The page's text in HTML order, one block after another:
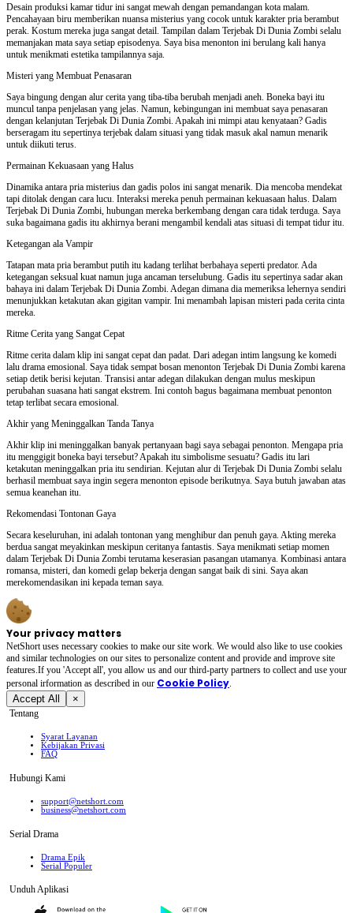
Desain produksi kamar tidur ini sangat mewah dengan pemandangan kota malam.
Pencahayaan biru memberikan nuansa misterius yang cocok untuk karakter pria berambut
perak. Kostum mereka juga sangat detail. Tampilan dalam Terjebak Di Dunia Zombi selalu
memanjakan mata saya setiap episodenya. Saya bisa menonton ini berulang kali hanya
untuk menikmati estetika tampilannya saja.
Misteri yang Membuat Penasaran
Saya bingung dengan alur cerita yang tiba-tiba berubah menjadi aneh. Boneka bayi itu
muncul tanpa penjelasan yang jelas. Namun, kebingungan ini membuat saya penasaran
dengan kelanjutan Terjebak Di Dunia Zombi. Apakah ini mimpi atau kenyataan? Gadis
berseragam itu sepertinya terjebak dalam situasi yang tidak masuk akal namun menarik
untuk diikuti terus.
Permainan Kekuasaan yang Halus
Dinamika antara pria misterius dan gadis polos ini sangat menarik. Dia mencoba mendekat
tapi ditolak dengan cara lucu. Interaksi mereka penuh permainan kekuasaan halus. Dalam
Terjebak Di Dunia Zombi, hubungan mereka berkembang dengan cara tidak terduga. Saya
suka bagaimana gadis itu akhirnya berani mengambil kendali atas situasi di tempat tidur itu.
Ketegangan ala Vampir
Tatapan mata pria berambut putih itu kadang terlihat berbahaya seperti predator. Ada
ketegangan seksual kuat namun juga ancaman terselubung. Gadis itu sepertinya sadar akan
bahaya ini dalam Terjebak Di Dunia Zombi. Adegan dimana dia memeriksa lehernya sendiri
menunjukkan ketakutan akan gigitan vampir. Ini menambah lapisan misteri pada cerita cinta
mereka.
Ritme Cerita yang Sangat Cepat
Ritme cerita dalam klip ini sangat cepat dan padat. Dari adegan intim langsung ke komedi
lalu drama emosional. Saya tidak sempat bosan menonton Terjebak Di Dunia Zombi karena
setiap detik berisi kejutan. Transisi antar adegan dilakukan dengan mulus meskipun
perubahan suasana hati sangat ekstrem. Ini contoh bagus bagaimana membuat penonton
tetap terlibat secara emosional.
Akhir yang Meninggalkan Tanda Tanya
Akhir klip ini meninggalkan banyak pertanyaan bagi saya sebagai penonton. Mengapa pria
itu menggigit boneka bayi tersebut? Apakah itu simbolisme sesuatu? Gadis itu lari
ketakutan meninggalkan pria itu sendirian. Kejutan alur di Terjebak Di Dunia Zombi selalu
berhasil membuat saya ingin segera menonton episode berikutnya. Saya butuh jawaban atas
semua keanehan itu.
Rekomendasi Tontonan Gaya
Secara keseluruhan, ini adalah tontonan yang menghibur dan penuh gaya. Akting mereka
berdua sangat meyakinkan meskipun ceritanya fantastis. Saya menikmati setiap momen
dalam Terjebak Di Dunia Zombi terutama keserasian pasangan utamanya. Kombinasi antara
romansa, misteri, dan komedi gelap bekerja dengan sangat baik di sini. Saya akan
merekomendasikan ini kepada teman saya.
Your privacy matters
NetShort uses necessary cookies to make our site work. We would also like to use cookies
and similar technologies on our sites to personalize content and provide and improve site
features.If you 'Accept all', you allow us and our third-party partners to collect and use your
personal irformation as described in our Cookie Policy.
Accept All ×
Tentang
Syarat Layanan
Kebijakan Privasi
FAQ
Hubungi Kami
support@netshort.com
business@netshort.com
Serial Drama
Drama Epik
Serial Populer
Unduh Aplikasi